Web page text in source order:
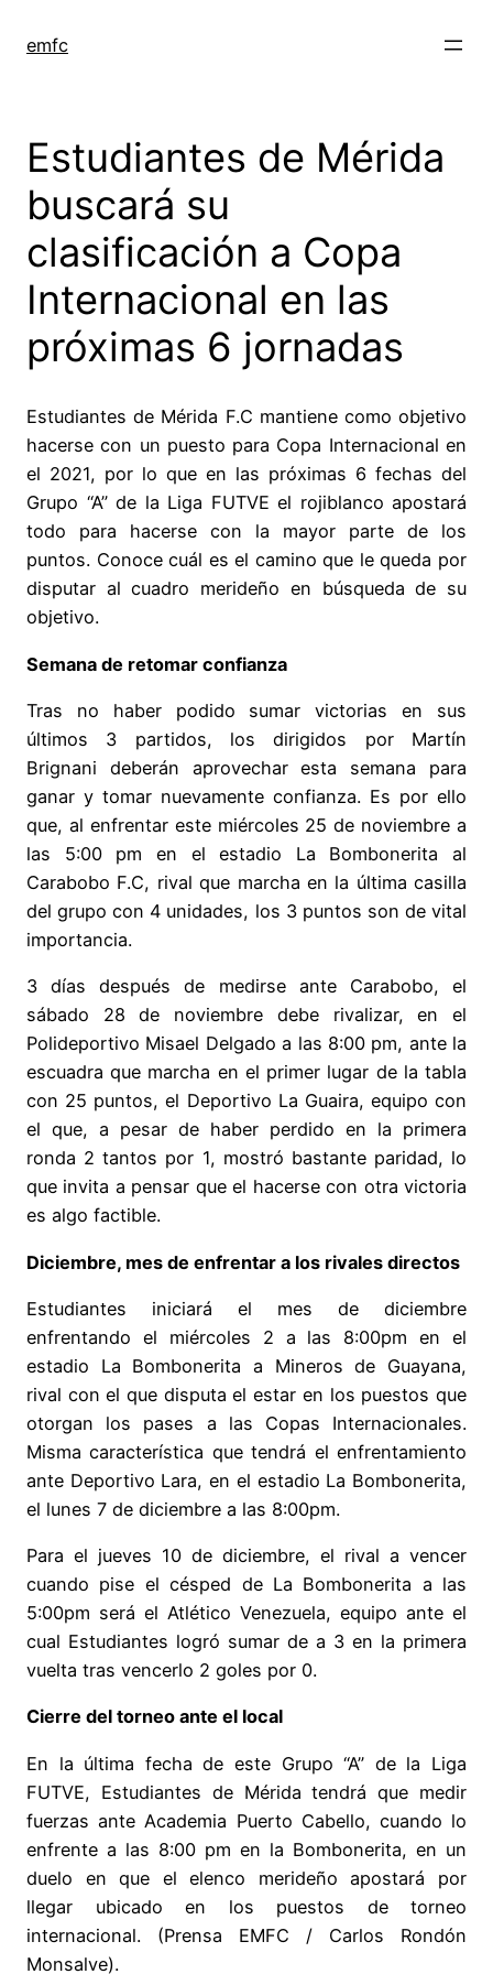
emfc
Estudiantes de Mérida
buscará su
clasificación a Copa
Internacional en las
próximas 6 jornadas
Estudiantes de Mérida F.C mantiene como objetivo
hacerse con un puesto para Copa Internacional en
el 2021, por lo que en las próximas 6 fechas del
Grupo “A” de la Liga FUTVE el rojiblanco apostará
todo para hacerse con la mayor parte de los
puntos. Conoce cuál es el camino que le queda por
disputar al cuadro merideño en búsqueda de su
objetivo.
Semana de retomar confianza
Tras no haber podido sumar victorias en sus
últimos 3 partidos, los dirigidos por Martín
Brignani deberán aprovechar esta semana para
ganar y tomar nuevamente confianza. Es por ello
que, al enfrentar este miércoles 25 de noviembre a
las 5:00 pm en el estadio La Bombonerita al
Carabobo F.C, rival que marcha en la última casilla
del grupo con 4 unidades, los 3 puntos son de vital
importancia.
3 días después de medirse ante Carabobo, el
sábado 28 de noviembre debe rivalizar, en el
Polideportivo Misael Delgado a las 8:00 pm, ante la
escuadra que marcha en el primer lugar de la tabla
con 25 puntos, el Deportivo La Guaira, equipo con
el que, a pesar de haber perdido en la primera
ronda 2 tantos por 1, mostró bastante paridad, lo
que invita a pensar que el hacerse con otra victoria
es algo factible.
Diciembre, mes de enfrentar a los rivales directos
Estudiantes iniciará el mes de diciembre
enfrentando el miércoles 2 a las 8:00pm en el
estadio La Bombonerita a Mineros de Guayana,
rival con el que disputa el estar en los puestos que
otorgan los pases a las Copas Internacionales.
Misma característica que tendrá el enfrentamiento
ante Deportivo Lara, en el estadio La Bombonerita,
el lunes 7 de diciembre a las 8:00pm.
Para el jueves 10 de diciembre, el rival a vencer
cuando pise el césped de La Bombonerita a las
5:00pm será el Atlético Venezuela, equipo ante el
cual Estudiantes logró sumar de a 3 en la primera
vuelta tras vencerlo 2 goles por 0.
Cierre del torneo ante el local
En la última fecha de este Grupo “A” de la Liga
FUTVE, Estudiantes de Mérida tendrá que medir
fuerzas ante Academia Puerto Cabello, cuando lo
enfrente a las 8:00 pm en la Bombonerita, en un
duelo en que el elenco merideño apostará por
llegar ubicado en los puestos de torneo
internacional. (Prensa EMFC / Carlos Rondón
Monsalve).